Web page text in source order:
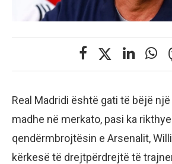
Real Madridi është gati të bëjë
madhe në merkato, pasi ka
qendërmbrojtësin e Arsenalit,
kërkesë të drejtpërdrejtë të